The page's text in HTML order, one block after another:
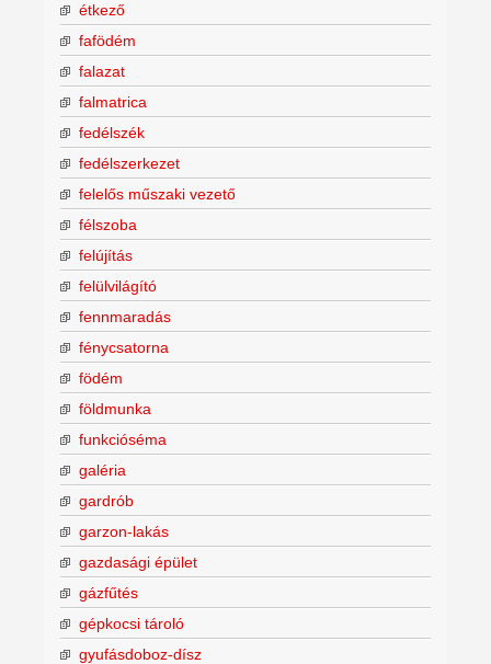
étkező
fafödém
falazat
falmatrica
fedélszék
fedélszerkezet
felelős műszaki vezető
félszoba
felújítás
felülvilágító
fennmaradás
fénycsatorna
födém
földmunka
funkcióséma
galéria
gardrób
garzon-lakás
gazdasági épület
gázfűtés
gépkocsi tároló
gyufásdoboz-dísz